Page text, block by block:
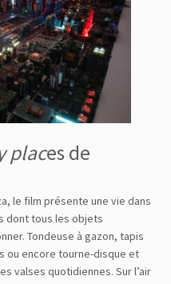
places de
le film présente une vie dans
dont tous les objets
Tondeuse à gazon, tapis
ou encore tourne-disque et
valses quotidiennes. Sur l’air